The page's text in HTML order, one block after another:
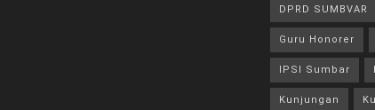
DPRD SUMBVAR
Guru Honorer
IPSI Sumbar
Kunjungan